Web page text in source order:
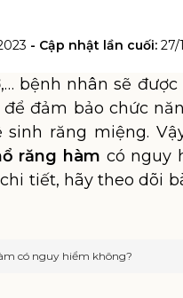
- Cập nhật lần cuối: 27/
bệnh nhân sẽ
đảm bảo chức
răng miệng.
răng hàm có nguy
tiết, hãy theo dõi
có nguy hiểm không?